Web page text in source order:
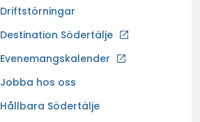
Driftstörningar
Destination Södertälje
Ö
p
n
a
Evenemangskalender
Jobba hos oss
Ö
p
Hållbara Södertälje